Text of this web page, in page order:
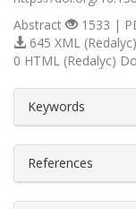
Abstract
1533 |
645 XML
0 HTML (Redalyc)
Keywords
References